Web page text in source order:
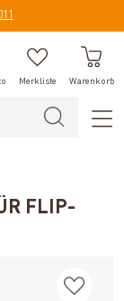
Merkliste Warenkorb
FLIP-